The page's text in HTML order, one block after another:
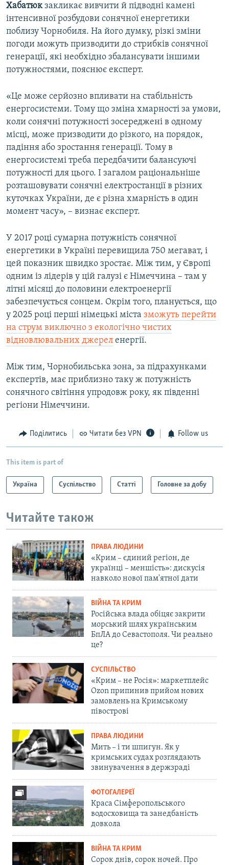
Хабатюкзакликає вивчити й підводні камені
інтенсивної розбудови сонячної енергетики
поблизу Чорнобиля. На його думку, різкі зміни
погоди можуть призводити до стрибків сонячної
генерації, які необхідно збалансувати іншими
потужностями, пояснює експерт.
«Це може серйозно впливати на стабільність
енергосистеми. Тому що зміна хмарності за умови,
коли сонячні потужності зосереджені в одному
місці, може призводити до різкого, на порядок,
падіння або зростання генерації. Тому в
енергосистемі треба передбачити балансуючі
потужності для цього. І загалом раціональніше
розташовувати сонячні електростанції в різних
куточках України, де є різна хмарність в один
момент часу», – визнає експерт.
У 2017 році сумарна потужність сонячної
енергетики в Україні перевищила 750 мегават, і
цей показник швидко зростає. Між тим, у Європі
одним із лідерів у цій галузі є Німеччина – там у
літні місяці до половини електроенергії
забезпечується сонцем. Окрім того, планується, що
у 2025 році перші німецькі міста зможуть перейти
на струм виключно з екологічно чистих
відновлювальних джерел енергії.
Між тим, Чорнобильська зона, за підрахунками
експертів, має приблизно таку ж потужність
сонячного світіння упродовж року, як південні
регіони Німеччини.
Поділитись Читати без VPN Follow us
This item is part of
Україна Суспільство Статті Головне за добу
Читайте також
ПРАВА ЛЮДИНИ
«Крим – єдиний регіон, де
українці – меншість»: дискусія
навколо нової пам'ятної дати
ВІЙНА ТА КРИМ
Російська влада обіцяє закрити
морський шлях українським
БпЛА до Севастополя. Чи реально
це?
СУСПІЛЬСТВО
«Крим – не Росія»: маркетплейс
Ozon припинив прийом нових
замовлень на Кримському
півострові
ПРАВА ЛЮДИНИ
Мить – і ти шпигун. Як у
кримських судах розглядають
звинувачення в держзраді
ФОТОГАЛЕРЕЇ
Краса Сімферопольського
водосховища та занедбаність
довкола
ВІЙНА ТА КРИМ
Сорок днів, сорок ночей. Про